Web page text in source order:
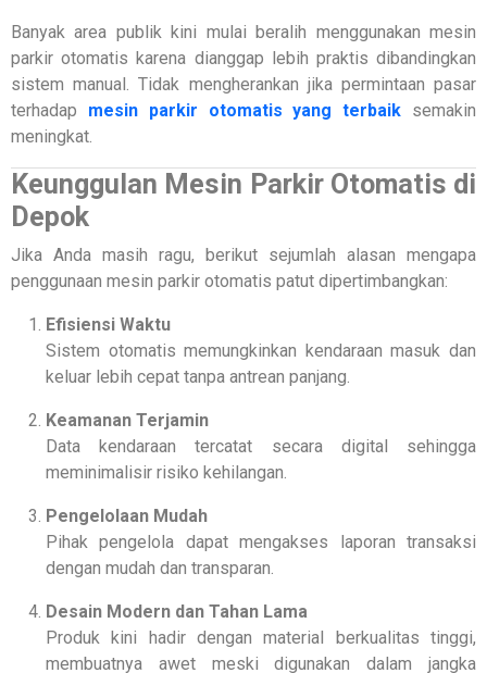
Banyak area publik kini mulai beralih menggunakan mesin
parkir otomatis karena dianggap lebih praktis dibandingkan
sistem manual. Tidak mengherankan jika permintaan pasar
terhadap mesin parkir otomatis yang terbaik semakin
meningkat.
Keunggulan Mesin Parkir Otomatis di
Depok
Jika Anda masih ragu, berikut sejumlah alasan mengapa
penggunaan mesin parkir otomatis patut dipertimbangkan:
Efisiensi Waktu
Sistem otomatis memungkinkan kendaraan masuk dan
keluar lebih cepat tanpa antrean panjang.
Keamanan Terjamin
Data kendaraan tercatat secara digital sehingga
meminimalisir risiko kehilangan.
Pengelolaan Mudah
Pihak pengelola dapat mengakses laporan transaksi
dengan mudah dan transparan.
Desain Modern dan Tahan Lama
Produk kini hadir dengan material berkualitas tinggi,
membuatnya awet meski digunakan dalam jangka